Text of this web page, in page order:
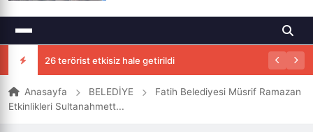
26 terörist etkisiz hale getirildi
Anasayfa BELEDİYE
Fatih Belediyesi Müsrif Ramazan
Etkinlikleri Sultanahmett...